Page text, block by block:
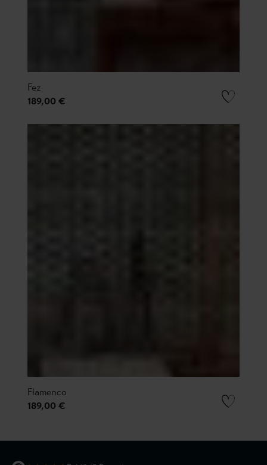
Fez
189,00 €
Flamenco
189,00 €